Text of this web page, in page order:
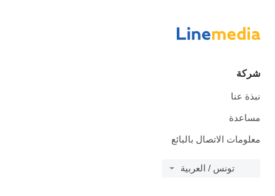
شركة
نبذة عنا
مساعدة
معلومات الاتصال بالبائع
تونس / العربية